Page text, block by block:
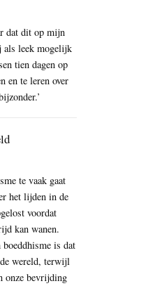
dat dit op mijn
als leek mogelijk
tien dagen op
en te leren over
te vaak gaat
het lijden in de
voordat
kan wanen.
is dat
wereld, terwijl
onze bevrijding